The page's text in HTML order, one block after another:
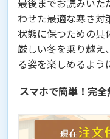
わせた最適な寒さ対
状態に保つための具
厳しい冬を乗り越え
る姿を楽しめるよう
スマホで簡単！完